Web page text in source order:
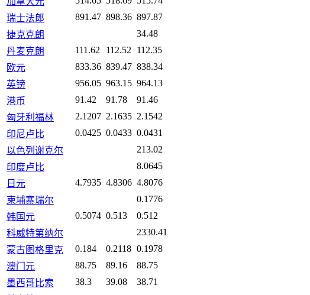
瑞士法郎
891.47 898.36 897.87
捷克克朗
34.48
丹麦克朗
111.62 112.52
112.35
欧元
833.36 839.47 838.34
英镑
956.05 963.15 964.13
港币
91.42 91.78
91.46
匈牙利福林
2.1207 2.1635 2.1542
印尼卢比
0.0425 0.0433 0.0431
以色列谢克尔
213.02
印度卢比
8.0645
日元
4.7935 4.8306 4.8076
柬埔寨瑞尔
0.1776
韩国元
0.5074 0.513
0.512
科威特第纳尔
2330.41
蒙古图格里克
0.184 0.2118 0.1978
澳门元
88.75 89.16
88.75
墨西哥比索
38.3 39.08
38.71